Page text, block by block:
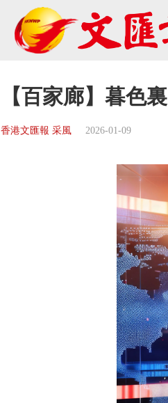
【百家廊】暮色裏
香港文匯報 采風 2026-01-09